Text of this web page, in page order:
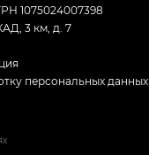
1075024007398
3 км, д. 7
персональных данных